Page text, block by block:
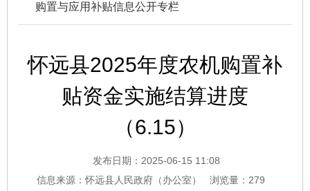
购置与应用补贴信息公开专栏
怀远县2025年度农机购置补
贴资金实施结算进度
（6.15）
发布日期：2025-06-15 11:08
信息来源：怀远县人民政府（办公室）
浏览量： 279